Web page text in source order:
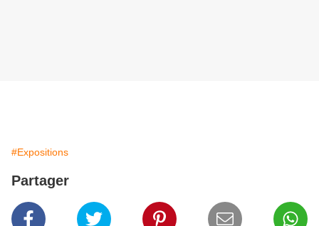
#Expositions
Partager